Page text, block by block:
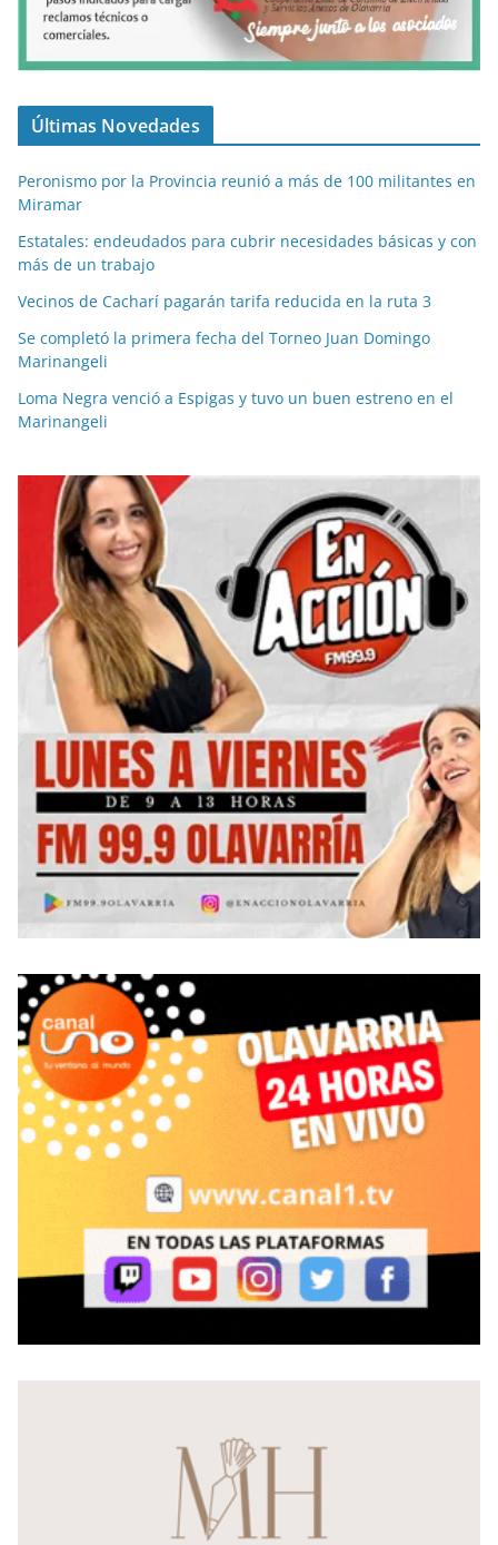
Últimas Novedades
Peronismo por la Provincia reunió a más de 100 militantes en
Miramar
Estatales: endeudados para cubrir necesidades básicas y con
más de un trabajo
Vecinos de Cacharí pagarán tarifa reducida en la ruta 3
Se completó la primera fecha del Torneo Juan Domingo
Marinangeli
Loma Negra venció a Espigas y tuvo un buen estreno en el
Marinangeli